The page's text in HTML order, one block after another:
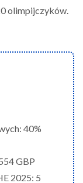
olimpijczyków.
40%
GBP
2025: 5